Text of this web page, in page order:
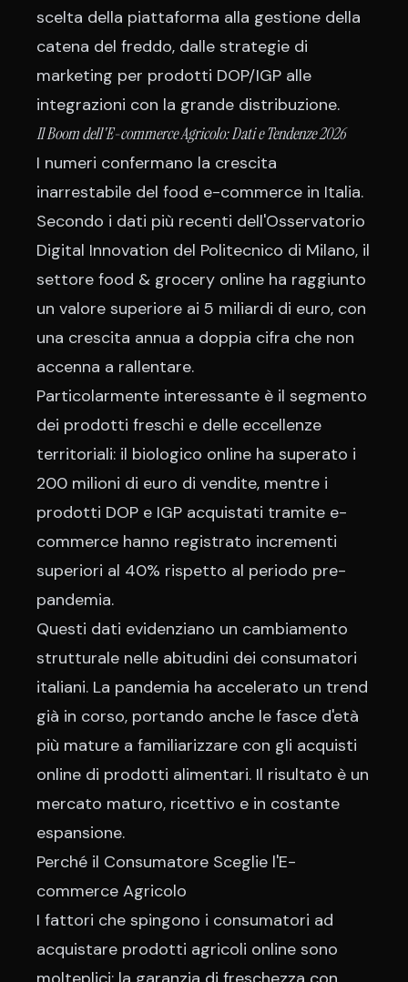
scelta della piattaforma alla gestione della
catena del freddo, dalle strategie di
marketing per prodotti DOP/IGP alle
integrazioni con la grande distribuzione.
Il Boom dell'E-commerce Agricolo: Dati e Tendenze 2026
I numeri confermano la crescita
inarrestabile del food e-commerce in Italia.
Secondo i dati più recenti dell'Osservatorio
Digital Innovation del Politecnico di Milano, il
settore food & grocery online ha raggiunto
un valore superiore ai 5 miliardi di euro, con
una crescita annua a doppia cifra che non
accenna a rallentare.
Particolarmente interessante è il segmento
dei prodotti freschi e delle eccellenze
territoriali: il biologico online ha superato i
200 milioni di euro di vendite, mentre i
prodotti DOP e IGP acquistati tramite e-
commerce hanno registrato incrementi
superiori al 40% rispetto al periodo pre-
pandemia.
Questi dati evidenziano un cambiamento
strutturale nelle abitudini dei consumatori
italiani. La pandemia ha accelerato un trend
già in corso, portando anche le fasce d'età
più mature a familiarizzare con gli acquisti
online di prodotti alimentari. Il risultato è un
mercato maturo, ricettivo e in costante
espansione.
Perché il Consumatore Sceglie l'E-
commerce Agricolo
I fattori che spingono i consumatori ad
acquistare prodotti agricoli online sono